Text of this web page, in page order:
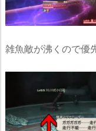
雑魚敵が沸くので優